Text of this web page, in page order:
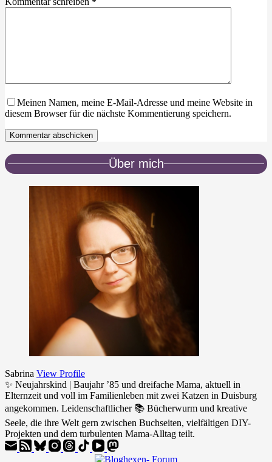
Meinen Namen, meine E-Mail-Adresse und meine Website in
diesem Browser für die nächste Kommentierung speichern.
Kommentar abschicken
Über mich
Sabrina View Profile
✨ Neujahrskind | Baujahr ’85 und dreifache Mama, aktuell in
Elternzeit und voll im Familienleben mit zwei Katzen in Duisburg
angekommen. Leidenschaftlicher 📚 Bücherwurm und kreative
Seele, die ihre Welt gern zwischen Buchseiten, vielfältigen DIY-
Projekten und dem turbulenten Mama-Alltag teilt.